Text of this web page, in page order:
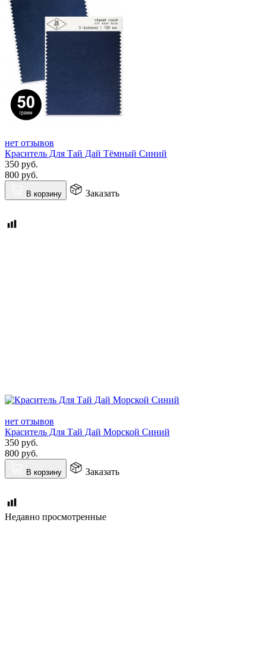
нет отзывов
Краситель Для Тай Дай Тёмный Синий
350 руб.
800 руб.
В корзину Заказать
нет отзывов
Краситель Для Тай Дай Морской Синий
350 руб.
800 руб.
В корзину Заказать
Недавно просмотренные